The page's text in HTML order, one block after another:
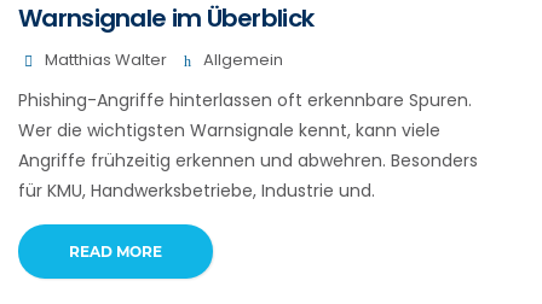
Warnsignale im Überblick
Matthias Walter Allgemein
Phishing-Angriffe hinterlassen oft erkennbare Spuren.
Wer die wichtigsten Warnsignale kennt, kann viele
Angriffe frühzeitig erkennen und abwehren. Besonders
für KMU, Handwerksbetriebe, Industrie und.
READ MORE